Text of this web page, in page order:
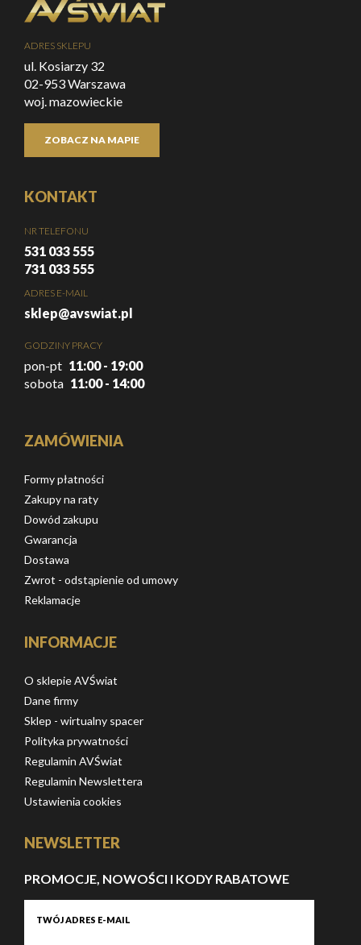
ADRES SKLEPU
ul. Kosiarzy 32
02-953 Warszawa
woj. mazowieckie
ZOBACZ NA MAPIE
KONTAKT
NR TELEFONU
531 033 555
731 033 555
ADRES E-MAIL
sklep@avswiat.pl
GODZINY PRACY
pon-pt 11:00 - 19:00
sobota 11:00 - 14:00
ZAMÓWIENIA
Formy płatności
Zakupy na raty
Dowód zakupu
Gwarancja
Dostawa
Zwrot - odstąpienie od umowy
Reklamacje
INFORMACJE
O sklepie AVŚwiat
Dane firmy
Sklep - wirtualny spacer
Polityka prywatności
Regulamin AVŚwiat
Regulamin Newslettera
Ustawienia cookies
NEWSLETTER
PROMOCJE, NOWOŚCI I KODY RABATOWE